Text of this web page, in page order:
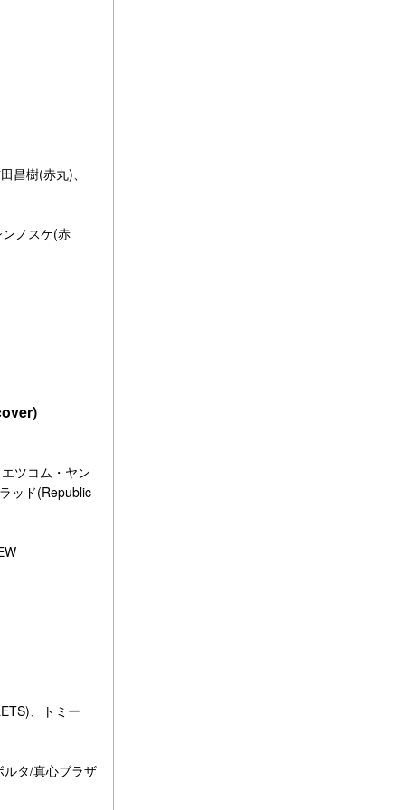
昌樹(赤丸)、
ノスケ(赤
ツコム・ヤン
ッド(Republic
、トミー
タ/真心ブラザ